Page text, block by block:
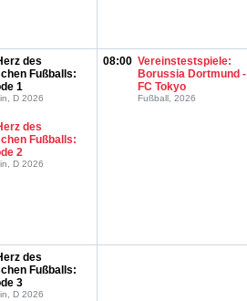
des
Fußballs:
1
D 2026
des
Fußballs:
2
D 2026
08:00 Vereinstestspiele:
Borussia Dortmund -
FC Tokyo
Fußball, 2026
des
Fußballs:
3
D 2026